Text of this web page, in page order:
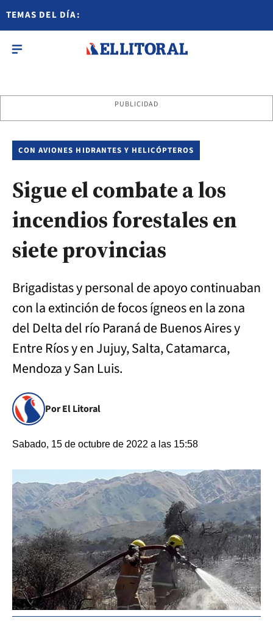
TEMAS DEL DÍA:
PUBLICIDAD
CON AVIONES HIDRANTES Y HELICÓPTEROS
Sigue el combate a los
incendios forestales en
siete provincias
Brigadistas y personal de apoyo continuaban
con la extinción de focos ígneos en la zona
del Delta del río Paraná de Buenos Aires y
Entre Ríos y en Jujuy, Salta, Catamarca,
Mendoza y San Luis.
Por El Litoral
Sabado, 15 de octubre de 2022 a las 15:58